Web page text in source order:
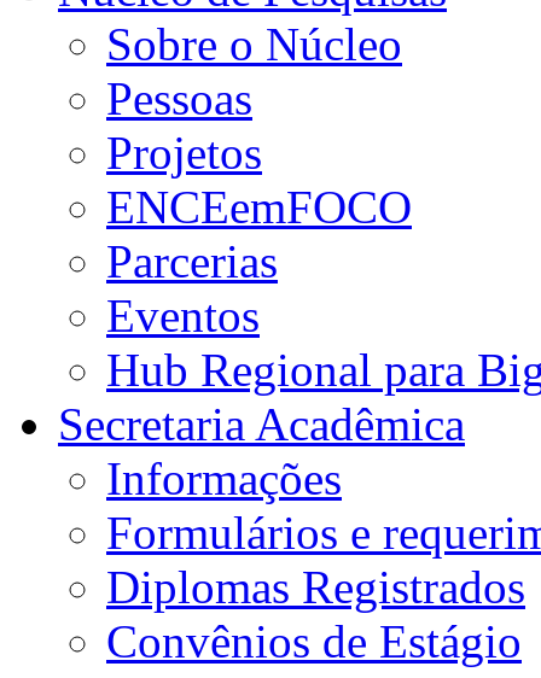
Sobre o Núcleo
Pessoas
Projetos
ENCEemFOCO
Parcerias
Eventos
Hub Regional para
Secretaria Acadêmica
Informações
Formulários e
Diplomas Registrados
Convênios de Estágio